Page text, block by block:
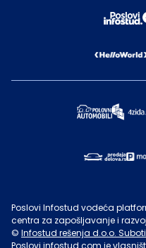
Poslovi Infostud vodeća
centra za zapošljavanje i
© Infostud rešenja d.o.o.
Poslovi.infostud.com je